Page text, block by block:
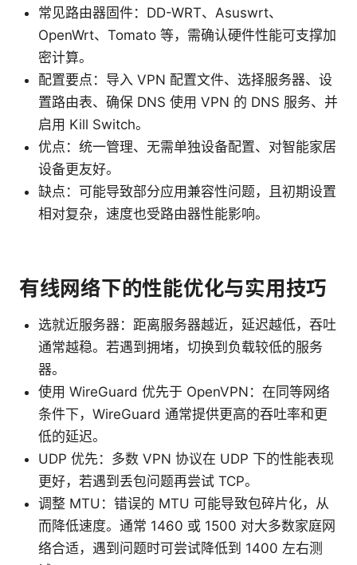
常见路由器固件：DD-WRT、Asuswrt、
OpenWrt、Tomato 等，需确认硬件性能可支撑加
密计算。
配置要点：导入 VPN 配置文件、选择服务器、设
置路由表、确保 DNS 使用 VPN 的 DNS 服务、并
启用 Kill Switch。
优点：统一管理、无需单独设备配置、对智能家居
设备更友好。
缺点：可能导致部分应用兼容性问题，且初期设置
相对复杂，速度也受路由器性能影响。
有线网络下的性能优化与实用技巧
选就近服务器：距离服务器越近，延迟越低，吞吐
通常越稳。若遇到拥堵，切换到负载较低的服务
器。
使用 WireGuard 优先于 OpenVPN：在同等网络
条件下，WireGuard 通常提供更高的吞吐率和更
低的延迟。
UDP 优先：多数 VPN 协议在 UDP 下的性能表现
更好，若遇到丢包问题再尝试 TCP。
调整 MTU：错误的 MTU 可能导致包碎片化，从
而降低速度。通常 1460 或 1500 对大多数家庭网
络合适，遇到问题时可尝试降低到 1400 左右测